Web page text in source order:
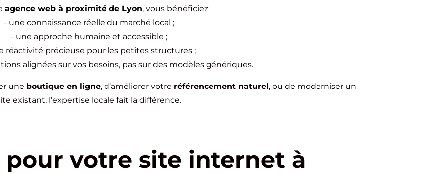
agence web à proximité de Lyon, vous bénéficiez :
– une connaissance réelle du marché local ;
– une approche humaine et accessible ;
réactivité précieuse pour les petites structures ;
alignées sur vos besoins, pas sur des modèles génériques.
une boutique en ligne, d’améliorer votre référencement naturel, ou de moderniser un
existant, l’expertise locale fait la différence.
pour votre site internet à